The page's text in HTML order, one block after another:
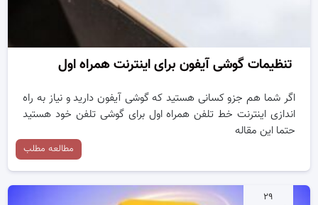
تنظیمات گوشی آیفون برای اینترنت همراه اول
اگر شما هم جزو کسانی هستید که گوشی آیفون دارید و نیاز به راه
اندازی اینترنت خط تلفن همراه اول برای گوشی تلفن خود هستید
حتما این مقاله
مطالعه مطلب
۲۹